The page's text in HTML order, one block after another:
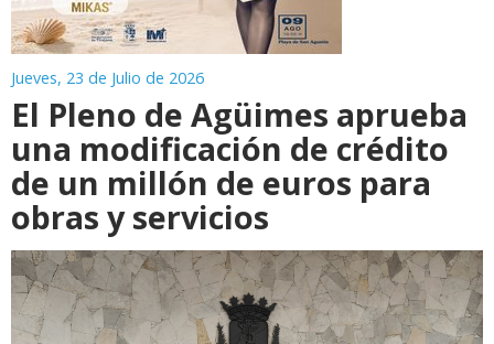
Jueves, 23 de Julio de 2026
El Pleno de Agüimes aprueba
una modificación de crédito
de un millón de euros para
obras y servicios